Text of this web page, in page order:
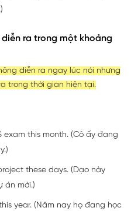
ra trong một khoảng
diễn ra ngay lúc nói nhưng
trong thời gian hiện tại.
exam this month. (Cô ấy đang
these days. (Dạo này
án mới.)
year. (Năm nay họ đang học